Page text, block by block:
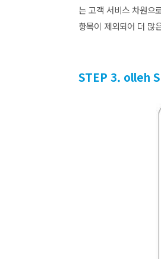
는 고객 서비스 차원으
항목이 제외되어 더 많
STEP 3. olleh